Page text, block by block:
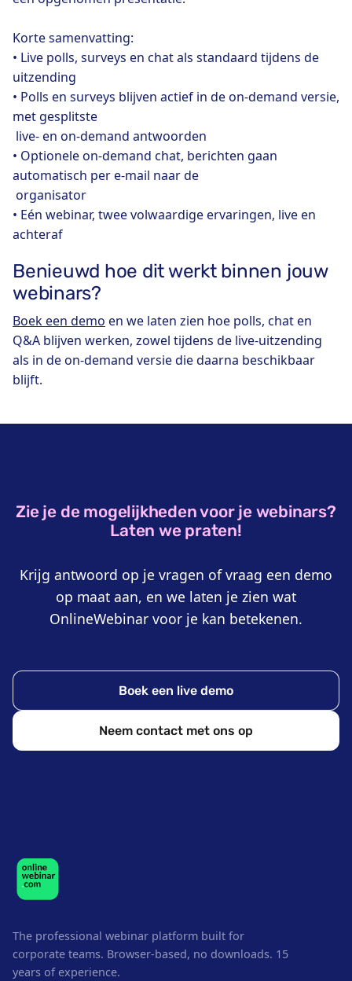
Korte samenvatting:
• Live polls, surveys en chat als standaard tijdens de
uitzending
• Polls en surveys blijven actief in de on-demand versie,
met gesplitste
live- en on-demand antwoorden
• Optionele on-demand chat, berichten gaan
automatisch per e-mail naar de
organisator
• Eén webinar, twee volwaardige ervaringen, live en
achteraf
Benieuwd hoe dit werkt binnen jouw
webinars?
Boek een demo en we laten zien hoe polls, chat en
Q&A blijven werken, zowel tijdens de live-uitzending
als in de on-demand versie die daarna beschikbaar
blijft.
Zie je de mogelijkheden voor je webinars?
Laten we praten!
Krijg antwoord op je vragen of vraag een demo
op maat aan, en we laten je zien wat
OnlineWebinar voor je kan betekenen.
Boek een live demo
Neem contact met ons op
The professional webinar platform built for
corporate teams. Browser-based, no downloads. 15
years of experience.